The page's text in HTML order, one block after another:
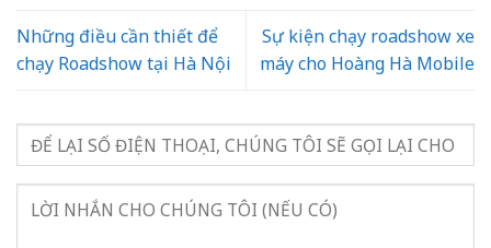
Những điều cần thiết để
chạy Roadshow tại Hà Nội
Sự kiện chạy roadshow xe
máy cho Hoàng Hà Mobile